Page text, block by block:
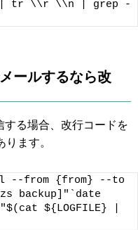
| tr \\r \\n | grep -
ールするなら改
する場合、改行コードを
ます。
--from {from} --to
backup]"`date
${LOGFILE} |